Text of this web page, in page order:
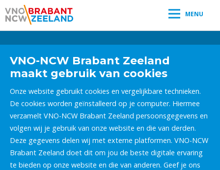
MENU
VNO-NCW Brabant Zeeland
maakt gebruik van cookies
Onze website gebruikt cookies en vergelijkbare technieken.
De cookies worden geïnstalleerd op je computer. Hiermee
verzamelt VNO-NCW Brabant Zeeland persoonsgegevens en
volgen wij je gebruik van onze website en die van derden.
Deze gegevens delen wij met externe platformen. VNO-NCW
Brabant Zeeland doet dit om jou de beste digitale ervaring
te bieden op onze website en die van anderen. Geef je ons